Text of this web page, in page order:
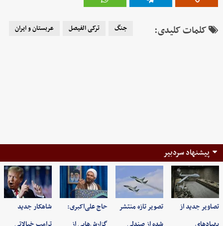
کلمات کلیدی: جنگ ترکی الفیصل عربستان و ایران
پیشنهاد سردبیر
تصاویر جدید از
تصویر تازه منتشر
حاج علی‌اکبری:
شاهکار جدید